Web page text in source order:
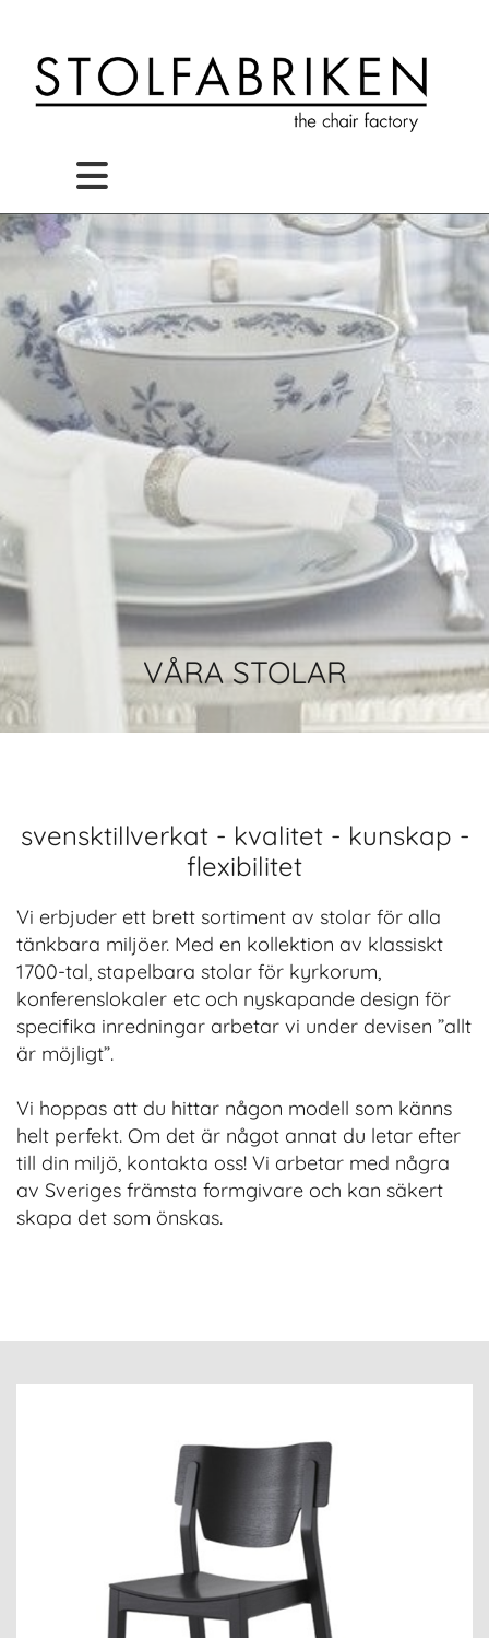
VÅRA STOLAR
svensktillverkat - kvalitet - kunskap -
flexibilitet
Vi erbjuder ett brett sortiment av stolar för alla
tänkbara miljöer. Med en kollektion av klassiskt
1700-tal, stapelbara stolar för kyrkorum,
konferenslokaler etc och nyskapande design för
specifika inredningar arbetar vi under devisen ”allt
är möjligt”.
Vi hoppas att du hittar någon modell som känns
helt perfekt. Om det är något annat du letar efter
till din miljö, kontakta oss! Vi arbetar med några
av Sveriges främsta formgivare och kan säkert
skapa det som önskas.